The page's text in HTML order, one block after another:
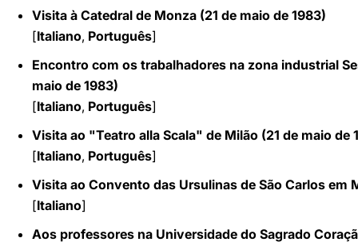
Visita à Catedral de Monza (21 de maio de 1983)
[Italiano, Português]
Encontro com os trabalhadores na zona industrial
maio de 1983)
[Italiano, Português]
Visita ao "Teatro alla Scala" de Milão (21 de maio de
[Italiano, Português]
Visita ao Convento das Ursulinas de São Carlos em
[Italiano]
Aos professores na Universidade do Sagrado